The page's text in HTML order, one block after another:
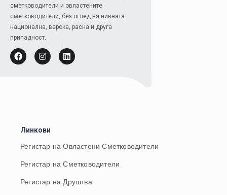
сметководители и овластените
сметководители, без оглед на нивната
национална, верска, расна и друга
припадност.
Линкови
Регистар на Овластени Сметководители
Регистар на Сметководители
Регистар на Друштва